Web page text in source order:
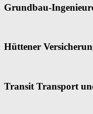
Grundbau-
Hüttener
Transit Transport